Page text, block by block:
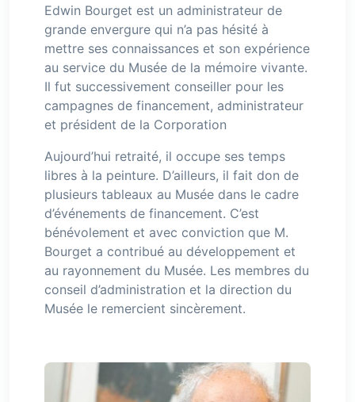
Edwin Bourget est un administrateur de
grande envergure qui n’a pas hésité à
mettre ses connaissances et son expérience
au service du Musée de la mémoire vivante.
Il fut successivement conseiller pour les
campagnes de financement, administrateur
et président de la Corporation
Aujourd’hui retraité, il occupe ses temps
libres à la peinture. D’ailleurs, il fait don de
plusieurs tableaux au Musée dans le cadre
d’événements de financement. C’est
bénévolement et avec conviction que M.
Bourget a contribué au développement et
au rayonnement du Musée. Les membres du
conseil d’administration et la direction du
Musée le remercient sincèrement.